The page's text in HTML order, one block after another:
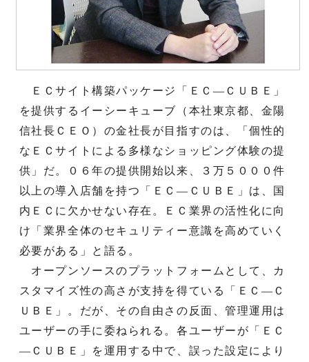
ＥＣサイト構築パッケージ「ＥＣ―ＣＵＢＥ」
を提供するイーシーキューブ（本社東京都、金陽
信社長ＣＥＯ）の金社長が目指すのは、「個性的
なＥＣサイトによる多様なショッピング体験の提
供」だ。０６年の提供開始以来、３万５０００件
以上の導入店舗を持つ「ＥＣ―ＣＵＢＥ」は、国
内ＥＣに欠かせない存在。ＥＣ業界の活性化に向
け「業界全体のセキュリティー意識を高めていく
必要がある」と語る。
オープンソースのプラットフォームとして、カ
スタマイズ性の高さが支持を得ている「ＥＣ―Ｃ
ＵＢＥ」。だが、その自由さの反面、管理運用は
ユーザーの手に委ねられる。各ユーザーが「ＥＣ
―ＣＵＢＥ」を運用する中で、誤った設定により